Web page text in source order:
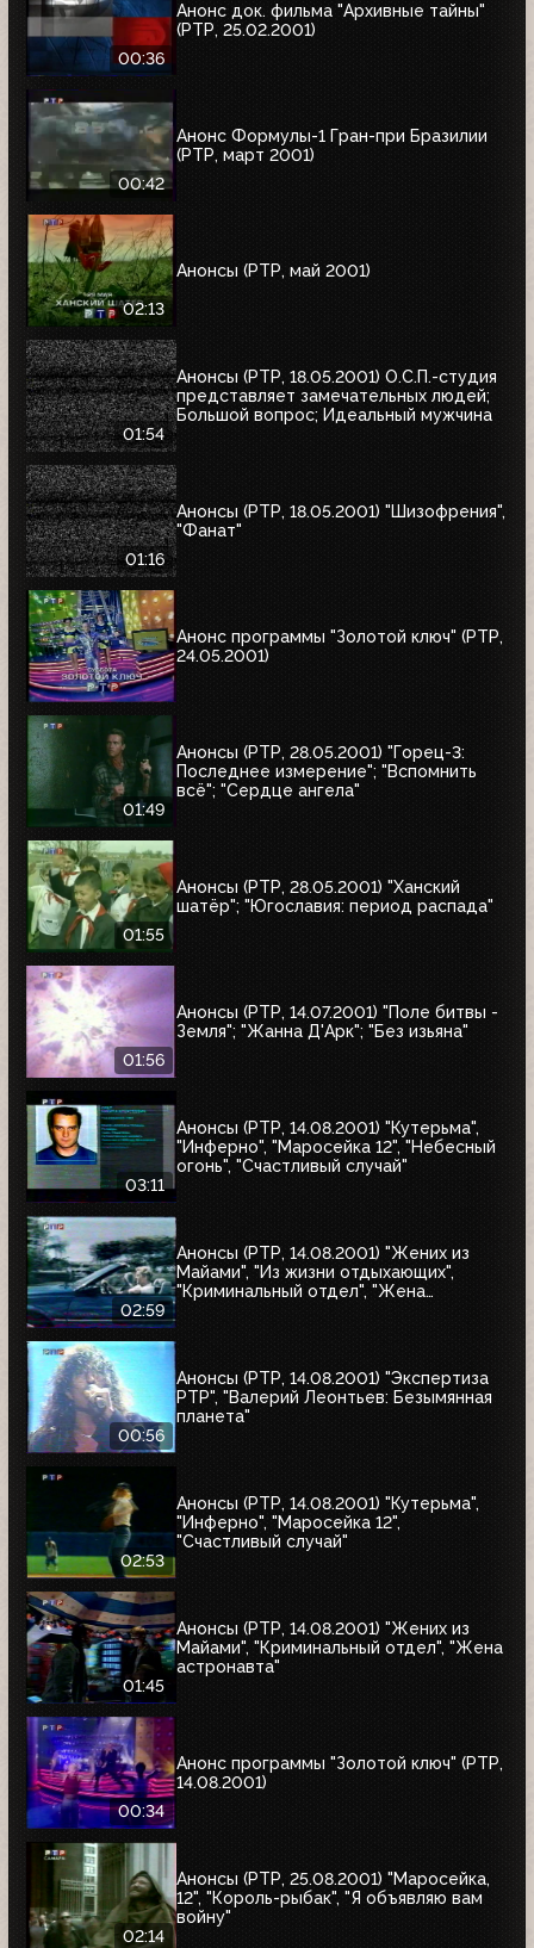
00:36
Анонс док. фильма "Архивные тайны"
(РТР, 25.02.2001)
00:42
Анонс Формулы-1 Гран-при Бразилии
(РТР, март 2001)
02:13
Анонсы (РТР, май 2001)
01:54
Анонсы (РТР, 18.05.2001) О.С.П.-студия
представляет замечательных людей;
Большой вопрос; Идеальный мужчина
01:16
Анонсы (РТР, 18.05.2001) "Шизофрения",
"Фанат"
Анонс программы "Золотой ключ" (РТР,
24.05.2001)
01:49
Анонсы (РТР, 28.05.2001) "Горец-3:
Последнее измерение"; "Вспомнить
всё"; "Сердце ангела"
01:55
Анонсы (РТР, 28.05.2001) "Ханский
шатёр"; "Югославия: период распада"
01:56
Анонсы (РТР, 14.07.2001) "Поле битвы -
Земля"; "Жанна Д'Арк"; "Без изьяна"
03:11
Анонсы (РТР, 14.08.2001) "Кутерьма",
"Инферно", "Маросейка 12", "Небесный
огонь", "Счастливый случай"
02:59
Анонсы (РТР, 14.08.2001) "Жених из
Майами", "Из жизни отдыхающих",
"Криминальный отдел", "Жена
00:56
Анонсы (РТР, 14.08.2001) "Экспертиза
РТР", "Валерий Леонтьев: Безымянная
планета"
02:53
Анонсы (РТР, 14.08.2001) "Кутерьма",
"Инферно", "Маросейка 12",
"Счастливый случай"
01:45
Анонсы (РТР, 14.08.2001) "Жених из
Майами", "Криминальный отдел", "Жена
астронавта"
00:34
Анонс программы "Золотой ключ" (РТР,
14.08.2001)
02:14
Анонсы (РТР, 25.08.2001) "Маросейка,
12", "Король-рыбак", "Я объявляю вам
войну"